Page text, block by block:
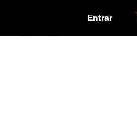
Entrar